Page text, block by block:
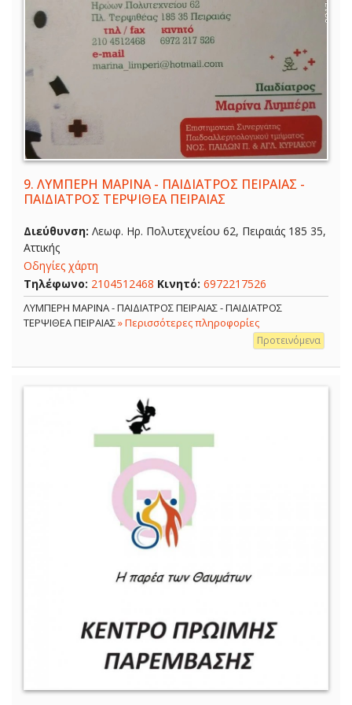
9. ΛΥΜΠΕΡΗ ΜΑΡΙΝΑ - ΠΑΙΔΙΑΤΡΟΣ ΠΕΙΡΑΙΑΣ -
ΠΑΙΔΙΑΤΡΟΣ ΤΕΡΨΙΘΕΑ ΠΕΙΡΑΙΑΣ
Διεύθυνση: Λεωφ. Ηρ. Πολυτεχνείου 62, Πειραιάς 185 35,
Αττικής
Οδηγίες χάρτη
Τηλέφωνο: 2104512468 Κινητό: 6972217526
ΛΥΜΠΕΡΗ ΜΑΡΙΝΑ - ΠΑΙΔΙΑΤΡΟΣ ΠΕΙΡΑΙΑΣ - ΠΑΙΔΙΑΤΡΟΣ
ΤΕΡΨΙΘΕΑ ΠΕΙΡΑΙΑΣ» Περισσότερες πληροφορίες
Προτεινόμενα